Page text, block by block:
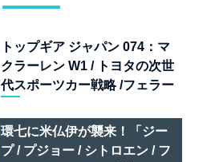
トップギア ジャパン 074：マ
クラーレン W1 / トヨタの次世
代スポーツカー戦略 /フェラー
リオ /ベントレー スーパース
ポーツ
環七に米仏伊が襲来！「ジー
プ / プジョー / シトロエン / フ